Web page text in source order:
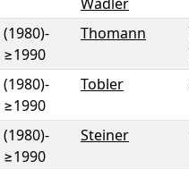
(1980)-
≥1990
Thomann
(1980)-
≥1990
Tobler
(1980)-
≥1990
Steiner